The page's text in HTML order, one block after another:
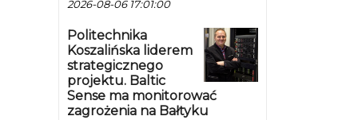
2026-08-06 17:01:00
Politechnika
Koszalińska liderem
strategicznego
projektu. Baltic
Sense ma monitorować
zagrożenia na Bałtyku